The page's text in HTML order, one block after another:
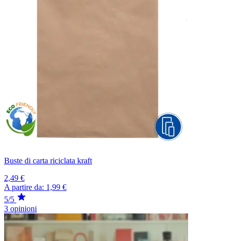
Buste di carta riciclata kraft
2,49 €
A partire da: 1,99 €
5/5
3 opinioni